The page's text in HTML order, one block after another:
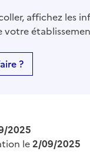
affichez les
votre
?
2025
le2/09/2025